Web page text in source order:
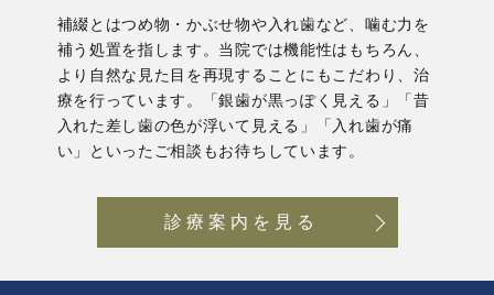
補綴とはつめ物・かぶせ物や入れ歯など、噛む力を
補う処置を指します。当院では機能性はもちろん、
より自然な見た目を再現することにもこだわり、治
療を行っています。「銀歯が黒っぽく見える」「昔
入れた差し歯の色が浮いて見える」「入れ歯が痛
い」といったご相談もお待ちしています。
診療案内を見る